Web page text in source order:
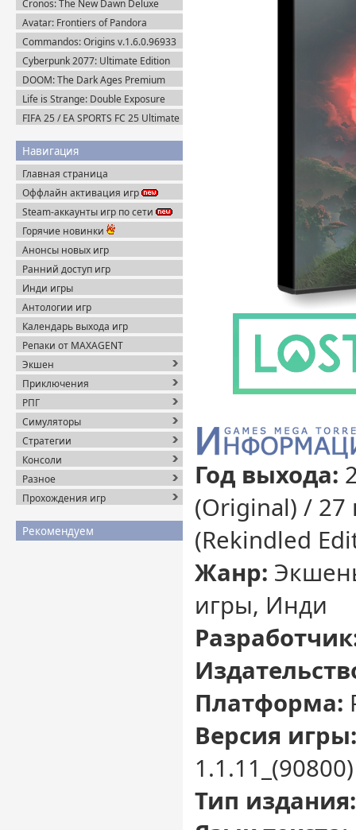
Cronos: The New Dawn Deluxe
Edition v.1.4.0.0 (2025) Пиратка
Avatar: Frontiers of Pandora
Complete Edition (2023) Пиратка
Commandos: Origins v.1.6.0.96933
+ Все DLC (2025) Пиратка
Cyberpunk 2077: Ultimate Edition
v.2.31a + Все DLC (2025) Portable
DOOM: The Dark Ages Premium
Edition + Все DLC (2025) Пиратка
Life is Strange: Double Exposure
(2024) Пиратка
FIFA 25 / EA SPORTS FC 25 Ultimate
Навигация
Главная страница
Оффлайн активация игр
Steam-аккаунты игр по сети
Горячие новинки
Анонсы новых игр
Ранний доступ игр
Инди игры
Антологии игр
Календарь выхода игр
Репаки от MAXAGENT
Экшен
Приключения
РПГ
Симуляторы
Стратегии
Консоли
Разное
Прохождения игр
Рекомендуем
Год выхода:
(Original) / 27
(Rekindled
Жанр:
игры, Инди
Платформа:
Версия игры:
1.1.11_(90800)
Тип издания: